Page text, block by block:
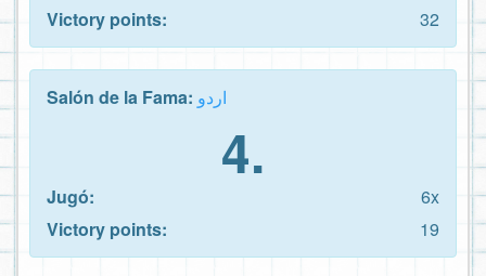
Victory points:
32
Salón de la Fama: اردو
4.
Jugó:
6x
Victory points:
19